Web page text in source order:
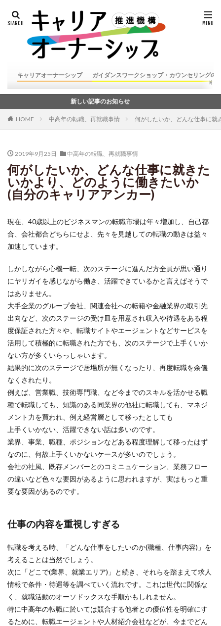
キャリアオーナーシップ ガイダンスワークショップ・カウンセリングの
新しい記事のお知らせ
HOME 中高年の転職、再就職事情 何がしたいか、どんな仕事に就
2019年9月25日 中高年の転職、再就職事情
何がしたいか、どんな仕事に就きた
いかより、どのように働きたいか
(自分のキャリアアンカー)
現在、40歳以上のビジネスマンの転職市場は年々増加し、自己都
合、会社都合どちらにせよ、先々を見越しての転職の動きは益々
加速しています。
しかしながら心機一転、次のステージに進んだ方全員が思い通り
にヤリガイを感じながら働き、活躍できているかと言えばそうで
はありません。
大手企業のグループ会社、関連会社への転籍や金融業界の取引先
出向など、次のステージの受け皿を用意され収入や待遇をある程
度保証された方々や、転職サイトやエージェントなどサービスを
活用して積極的に転職された方でも、次のステージで上手くいか
ない方が多くいらっしゃいます。
結果的に次のステージで居場所が無くなったり、再度転職を余儀
なくされたり。
例えば、営業職、技術専門職、など今までのスキルを活かせる職
種で転職しても、知識のある同業界の他社に転職しても、マネジ
メント力を買われ、例え経営層として移ったとしても
上手くいかない、活躍できない話は多いのです。
業界、事業、職種、ポジションなどある程度理解して移ったはず
なのに、何故上手くいかないケースが多いのでしょう。
会社の社風、既存メンバーとのコミニュケーション、業務フロー
の違いなど色々な要因があるように思われますが、実はもっと重
要な要因があるのです。
仕事の内容を重視しすぎる
転職を考える時、「どんな仕事をしたいのか(職種、仕事内容)」を
考えることは当然でしょう。
次に「どこで(業界、就業エリア)」と続き、それらを踏まえて求人
情報で条件・待遇等を調べていく流れです。これは世代に関係な
く、就職活動のオーソドックスな手順かもしれません。
特に中高年の転職に於いては競合する他者との優位性を明確にす
るために、転職エージェントや人材紹介会社などが、今までどん